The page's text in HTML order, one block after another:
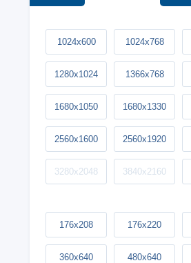
1024x600 1024x768
1280x1024 1366x768
1680x1050 1680x1330
2560x1600 2560x1920
3280x2048 3840x2160
176x208 176x220
360x640 480x640